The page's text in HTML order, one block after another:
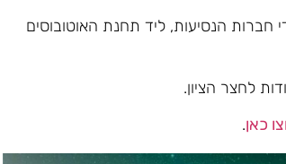
חברות הנסיעות, ליד תחנת האוטובוסים
לחצר הציון.
כאן.